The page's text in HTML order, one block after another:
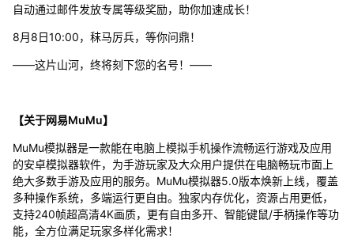
自动通过邮件发放专属等级奖励，助你加速成长！
8月8日10:00，秣马厉兵，等你问鼎！
——这片山河，终将刻下您的名号！——
【关于网易MuMu】
MuMu模拟器是一款能在电脑上模拟手机操作流畅运行游戏及应用
的安卓模拟器软件，为手游玩家及大众用户提供在电脑畅玩市面上
绝大多数手游及应用的服务。MuMu模拟器5.0版本焕新上线，覆盖
多种操作系统，多端运行更自由。独家内存优化，资源占用更低，
支持240帧超高清4K画质，更有自由多开、智能键鼠/手柄操作等功
能，全方位满足玩家多样化需求！